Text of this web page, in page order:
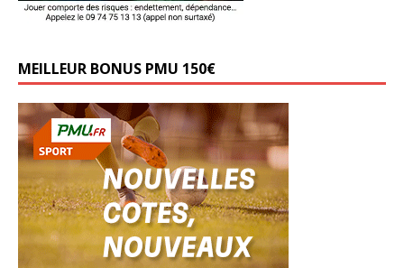
MEILLEUR BONUS PMU 150€